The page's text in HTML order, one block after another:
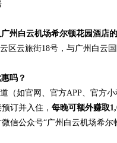
广州白云机场希尔顿花园酒店
区云旅街18号，与广州白云
吗？
（如官网、官方APP、官方
订并入住， 每晚可额外赚取
信公众号“广州白云机场希